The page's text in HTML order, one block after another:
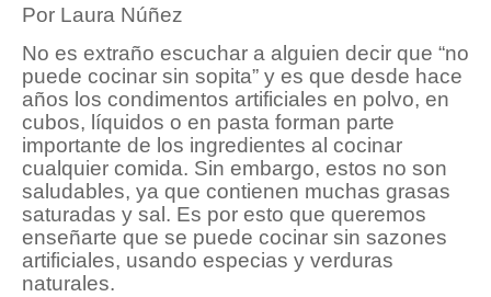
Por Laura Núñez
No es extraño escuchar a alguien decir que “no
puede cocinar sin sopita” y es que desde hace
años los condimentos artificiales en polvo, en
cubos, líquidos o en pasta forman parte
importante de los ingredientes al cocinar
cualquier comida. Sin embargo, estos no son
saludables, ya que contienen muchas grasas
saturadas y sal. Es por esto que queremos
enseñarte que se puede cocinar sin sazones
artificiales, usando especias y verduras
naturales.